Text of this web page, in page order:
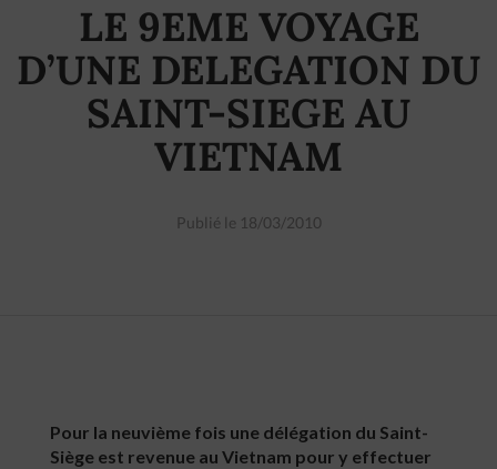
LE 9EME VOYAGE
D’UNE DELEGATION DU
SAINT-SIEGE AU
VIETNAM
Publié le 18/03/2010
Pour la neuvième fois une délégation du Saint-
Siège est revenue au Vietnam pour y effectuer